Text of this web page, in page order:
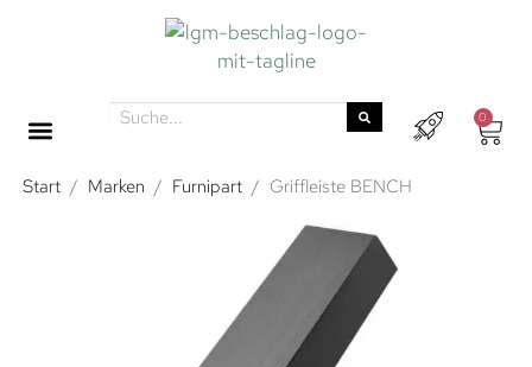
0
Start / Marken / Furnipart / Griffleiste BENCH